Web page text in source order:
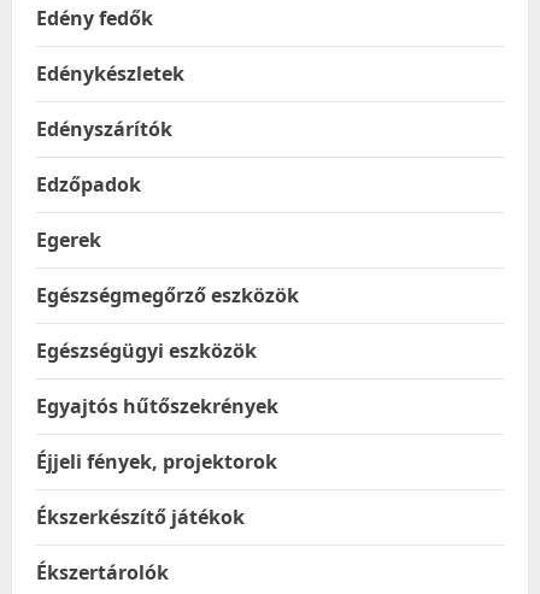
Edény fedők
Edénykészletek
Edényszárítók
Edzőpadok
Egerek
Egészségmegőrző eszközök
Egészségügyi eszközök
Egyajtós hűtőszekrények
Éjjeli fények, projektorok
Ékszerkészítő játékok
Ékszertárolók